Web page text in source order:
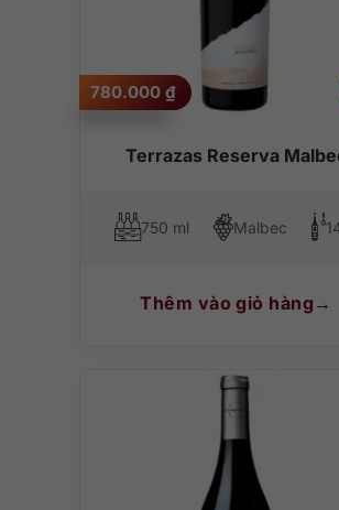
Terrazas Reserva
780.000 ₫
750 ml Malbec
Thêm vào giỏ hàng